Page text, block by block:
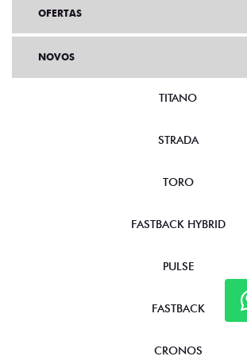
OFERTAS
NOVOS
TITANO
STRADA
TORO
FASTBACK HYBRID
PULSE
FASTBACK
CRONOS